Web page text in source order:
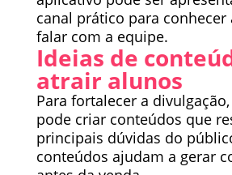
canal prático para conhecer
falar com a equipe.
Ideias de
atrair alunos
Para fortalecer a
pode criar conteúdos que
principais dúvidas do
conteúdos ajudam a gerar